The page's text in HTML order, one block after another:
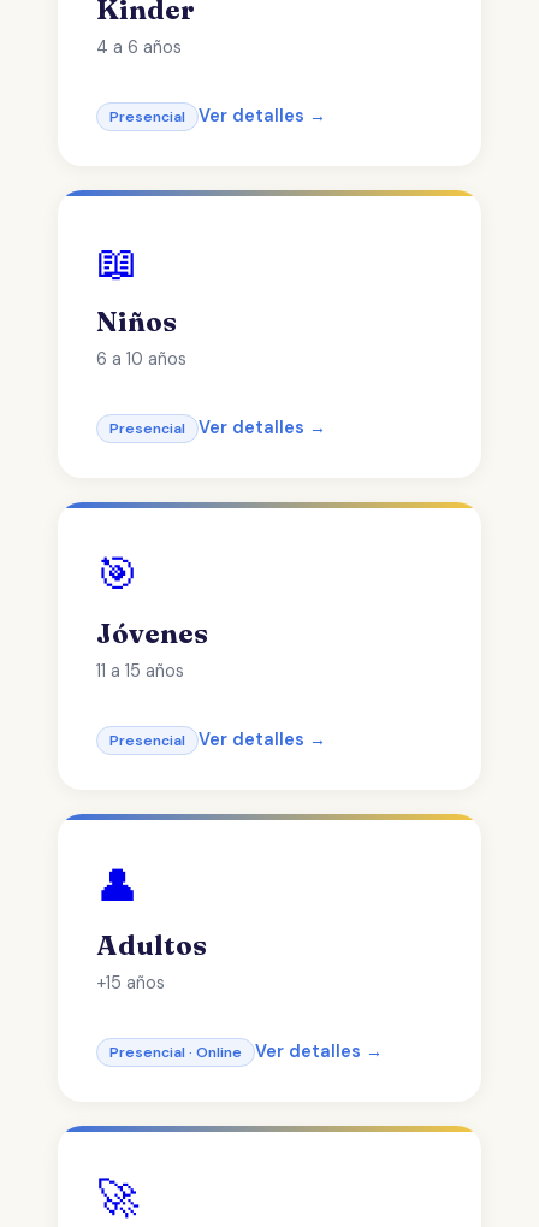
Kinder
4 a 6 años
Presencial Ver detalles →
📖
Niños
6 a 10 años
Presencial Ver detalles →
🎯
Jóvenes
11 a 15 años
Presencial Ver detalles →
👤
Adultos
+15 años
Presencial · Online Ver detalles →
🚀